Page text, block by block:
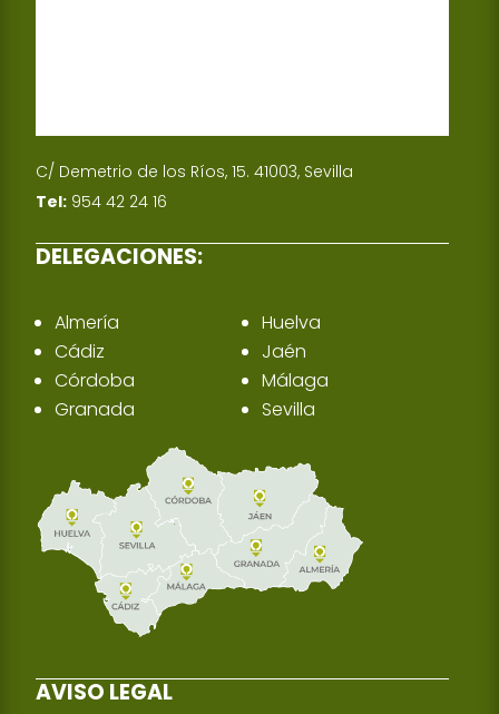
C/ Demetrio de los Ríos, 15. 41003, Sevilla
Tel: 954 42 24 16
DELEGACIONES:
Almería
Cádiz
Córdoba
Granada
Huelva
Jaén
Málaga
Sevilla
AVISO LEGAL